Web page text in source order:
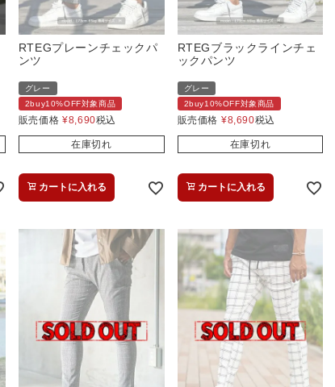
RTEGプレーンチェックパ
ンツ
グレー
2buy10%OFF対象商品
販売価格 ¥8,690税込
在庫切れ
カートに入れる
RTEGブラックラインチェ
ックパンツ
グレー
2buy10%OFF対象商品
販売価格 ¥8,690税込
在庫切れ
カートに入れる